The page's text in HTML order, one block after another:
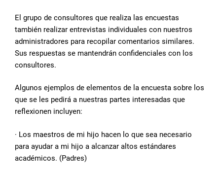
El grupo de consultores que realiza las encuestas
también realizar entrevistas individuales con nuestros
administradores para recopilar comentarios similares.
Sus respuestas se mantendrán confidenciales con los
consultores.
Algunos ejemplos de elementos de la encuesta sobre los
que se les pedirá a nuestras partes interesadas que
reflexionen incluyen:
· Los maestros de mi hijo hacen lo que sea necesario
para ayudar a mi hijo a alcanzar altos estándares
académicos. (Padres)